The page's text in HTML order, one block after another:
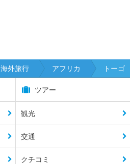
海外旅行 アフリカ トーゴ
ツアー
観光
交通
クチコミ